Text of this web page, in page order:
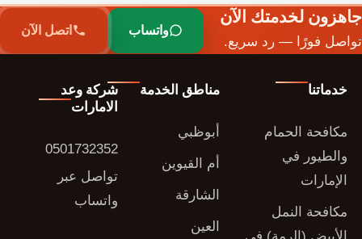
جاهزون لخدمتك الآن
تواصل فورًا — رد سريع.
واتساب اتصل الآن
خدماتنا
مكافحة الحمام
والطيور في
الإمارات
مكافحة النمل
مناطق الخدمة
أبوظبي
أم القيوين
الشارقة
العين
شركة وعد
الامارات
0501732352
تواصل عبر
واتساب